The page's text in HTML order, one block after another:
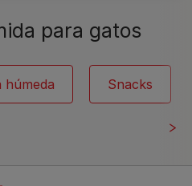
para gatos
húmeda Snacks